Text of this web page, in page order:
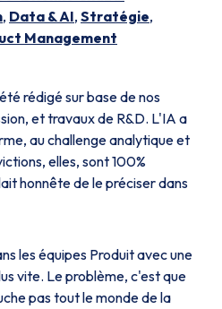
, Data & AI, Stratégie,
Management
rédigé sur base de nos
et travaux de R&D. L'IA a
au challenge analytique et
elles, sont 100%
honnête de le préciser dans
les équipes Produit avec une
vite. Le problème, c'est que
pas tout le monde de la